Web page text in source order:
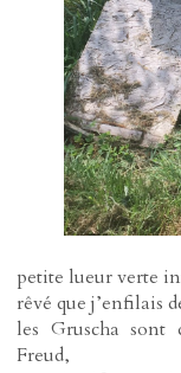
petite lueur verte
rêvé que j’enfilais
les Gruscha sont
Freud,